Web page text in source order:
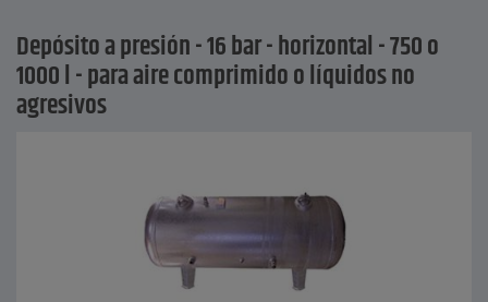
Depósito a presión - 16 bar - horizontal - 750 o
1000 l - para aire comprimido o líquidos no
agresivos